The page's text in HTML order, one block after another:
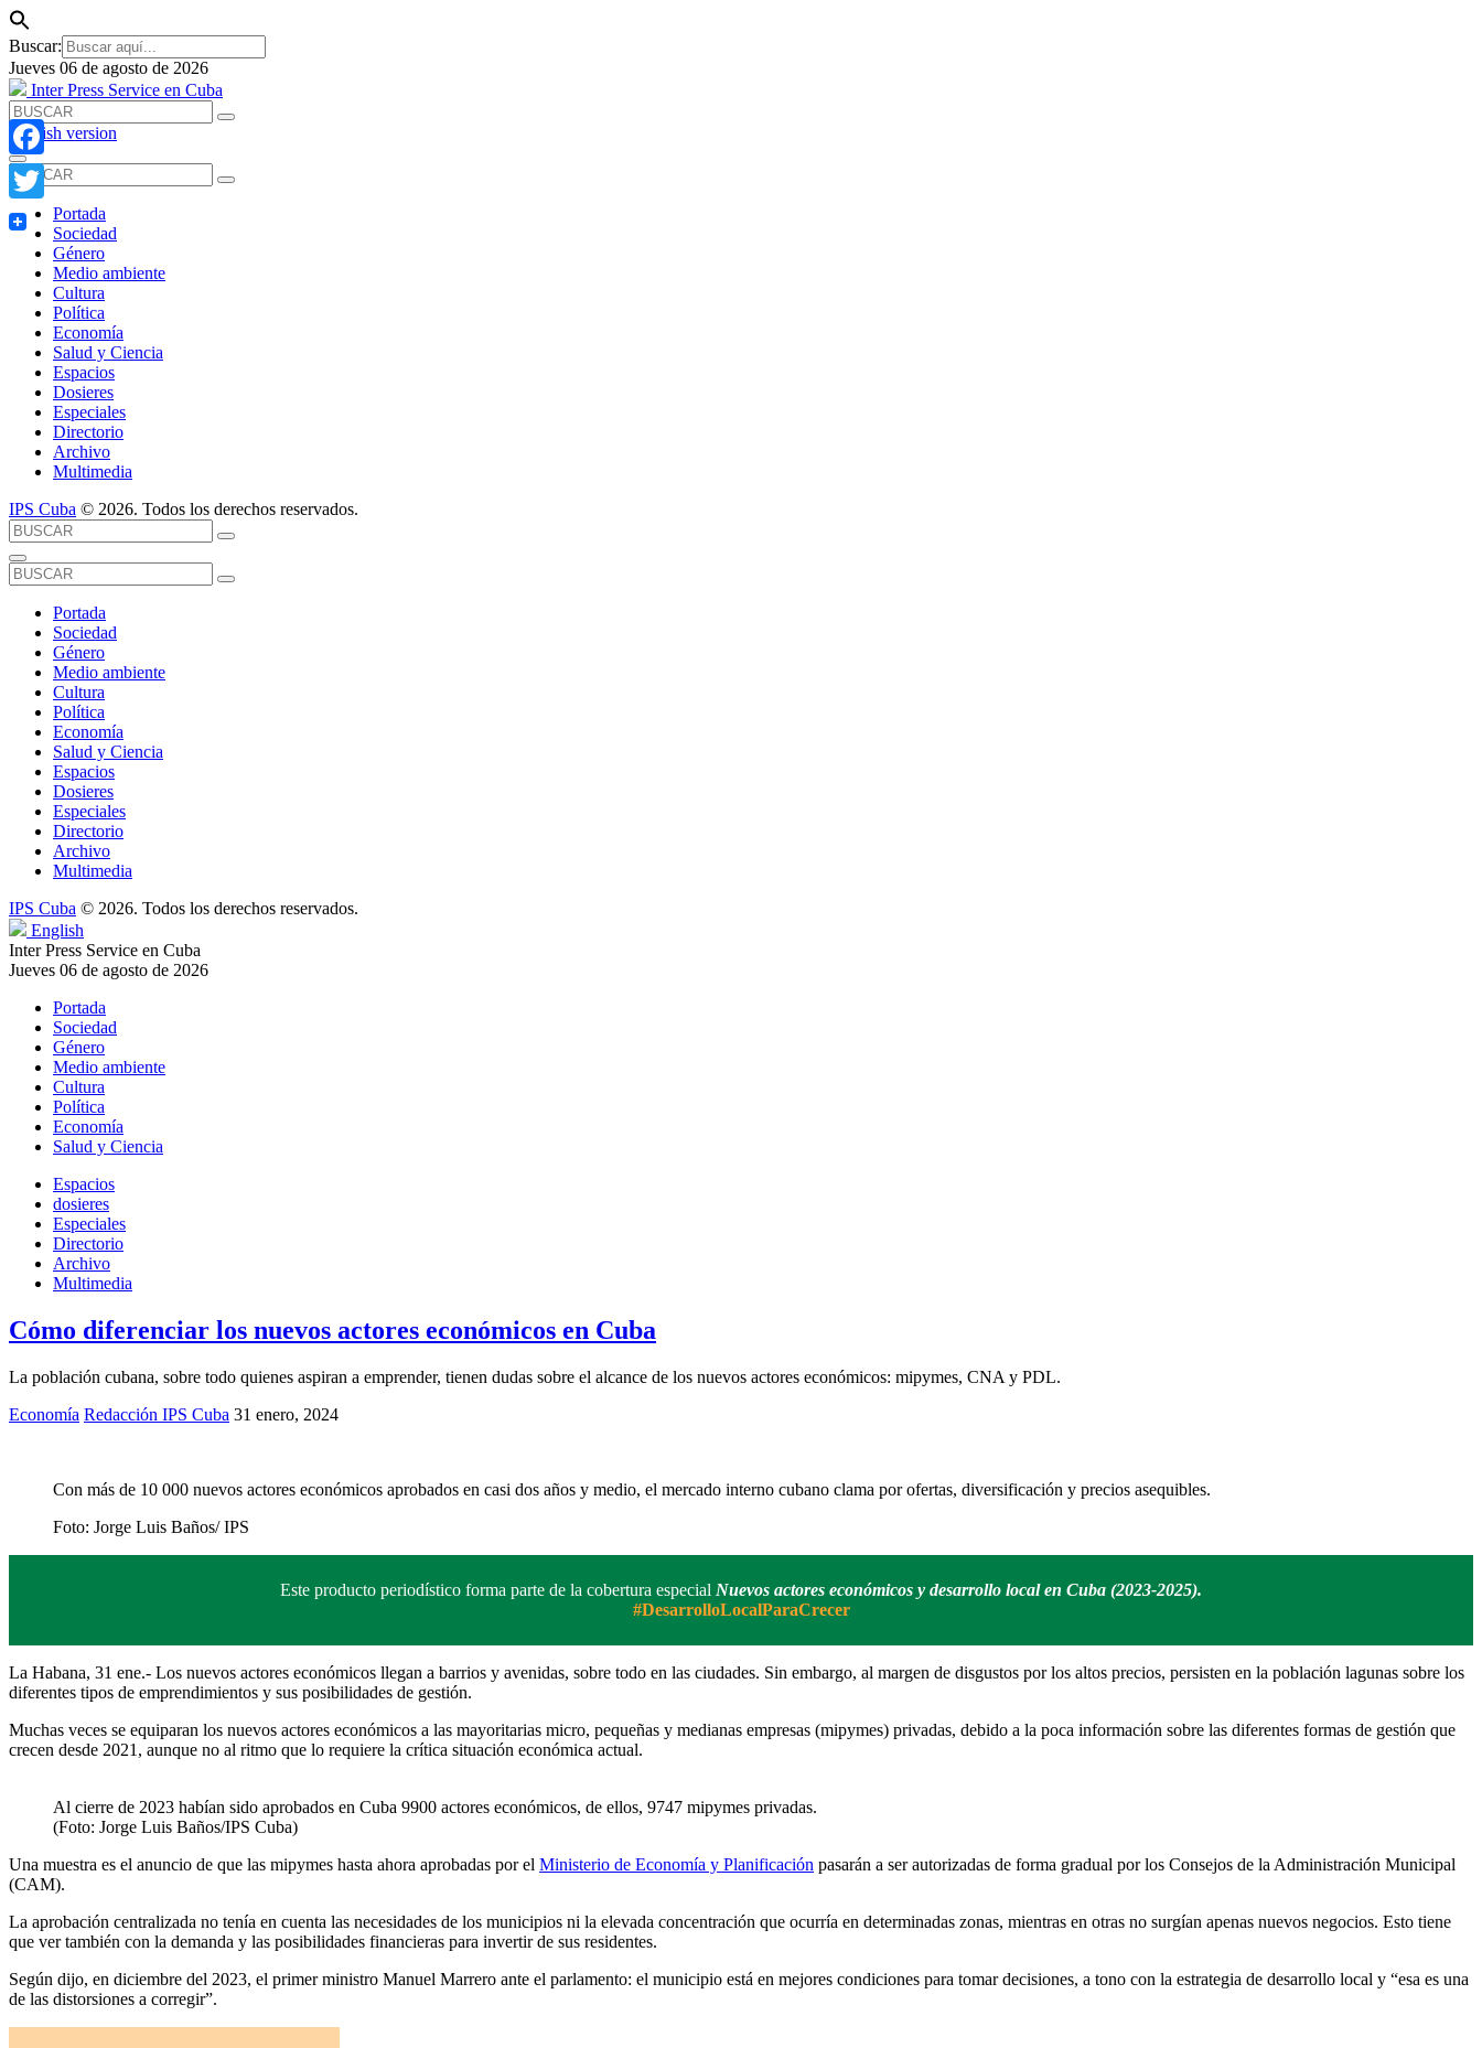
Buscar:
Jueves 06 de agosto de 2026
Inter Press Service en Cuba
English version
Portada
Sociedad
Género
Medio ambiente
Cultura
Política
Economía
Salud y Ciencia
Espacios
Dosieres
Especiales
Directorio
Archivo
Multimedia
IPS Cuba © 2026. Todos los derechos reservados.
Portada
Sociedad
Género
Medio ambiente
Cultura
Política
Economía
Salud y Ciencia
Espacios
Dosieres
Especiales
Directorio
Archivo
Multimedia
IPS Cuba © 2026. Todos los derechos reservados.
English
Inter Press Service en Cuba
Jueves 06 de agosto de 2026
Portada
Sociedad
Género
Medio ambiente
Cultura
Política
Economía
Salud y Ciencia
Espacios
dosieres
Especiales
Directorio
Archivo
Multimedia
Cómo diferenciar los nuevos actores económicos en Cuba
La población cubana, sobre todo quienes aspiran a emprender, tienen dudas sobre el alcance de los nuevos actores económicos: mipymes, CNA y PDL.
Economía Redacción IPS Cuba 31 enero, 2024
Con más de 10 000 nuevos actores económicos aprobados en casi dos años y medio, el mercado interno cubano clama por ofertas, diversificación y precios asequibles.
Foto: Jorge Luis Baños/ IPS
Este producto periodístico forma parte de la cobertura especial Nuevos actores económicos y desarrollo local en Cuba (2023-2025).
#DesarrolloLocalParaCrecer
La Habana, 31 ene.- Los nuevos actores económicos llegan a barrios y avenidas, sobre todo en las ciudades. Sin embargo, al margen de disgustos por los altos precios, persisten en la población lagunas sobre los
diferentes tipos de emprendimientos y sus posibilidades de gestión.
Muchas veces se equiparan los nuevos actores económicos a las mayoritarias micro, pequeñas y medianas empresas (mipymes) privadas, debido a la poca información sobre las diferentes formas de gestión que
crecen desde 2021, aunque no al ritmo que lo requiere la crítica situación económica actual.
Al cierre de 2023 habían sido aprobados en Cuba 9900 actores económicos, de ellos, 9747 mipymes privadas.
(Foto: Jorge Luis Baños/IPS Cuba)
Una muestra es el anuncio de que las mipymes hasta ahora aprobadas por el Ministerio de Economía y Planificación pasarán a ser autorizadas de forma gradual por los Consejos de la Administración Municipal
(CAM).
La aprobación centralizada no tenía en cuenta las necesidades de los municipios ni la elevada concentración que ocurría en determinadas zonas, mientras en otras no surgían apenas nuevos negocios. Esto tiene
que ver también con la demanda y las posibilidades financieras para invertir de sus residentes.
Según dijo, en diciembre del 2023, el primer ministro Manuel Marrero ante el parlamento: el municipio está en mejores condiciones para tomar decisiones, a tono con la estrategia de desarrollo local y “esa es una
de las distorsiones a corregir”.
Facebook
Twitter